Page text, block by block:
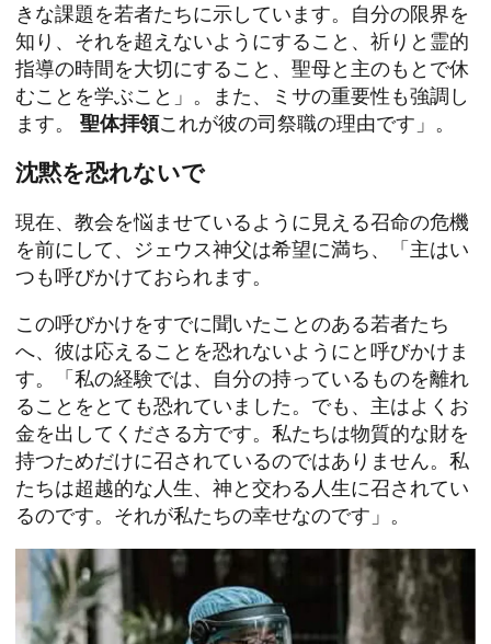
きな課題を若者たちに示しています。自分の限界を
知り、それを超えないようにすること、祈りと霊的
指導の時間を大切にすること、聖母と主のもとで休
むことを学ぶこと」。また、ミサの重要性も強調し
ます。 聖体拝領これが彼の司祭職の理由です」。
沈黙を恐れないで
現在、教会を悩ませているように見える召命の危機
を前にして、ジェウス神父は希望に満ち、「主はい
つも呼びかけておられます。
この呼びかけをすでに聞いたことのある若者たち
へ、彼は応えることを恐れないようにと呼びかけま
す。「私の経験では、自分の持っているものを離れ
ることをとても恐れていました。でも、主はよくお
金を出してくださる方です。私たちは物質的な財を
持つためだけに召されているのではありません。私
たちは超越的な人生、神と交わる人生に召されてい
るのです。それが私たちの幸せなのです」。